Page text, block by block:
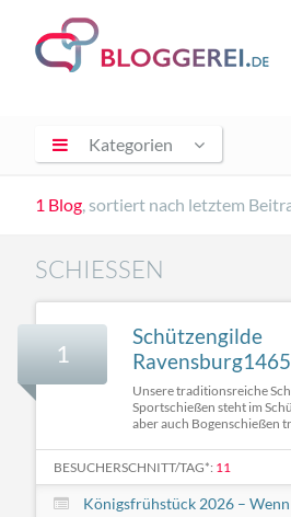
Kategorien
1 Blog, sortiert nach letztem
SCHIESSEN
1
Schützengilde
Ravensburg1465
Unsere traditionsreiche
Sportschießen steht im
aber auch Bogenschießen
BESUCHERSCHNITT/TAG*: 11
Königsfrühstück 2026 –